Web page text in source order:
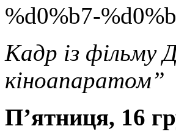
Кадр із фільму
кіноапаратом”
П’ятниця, 16